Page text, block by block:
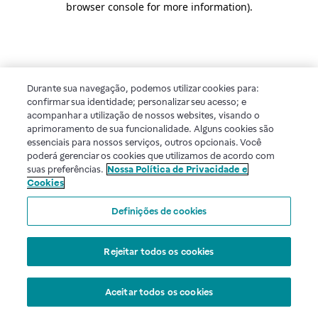
browser console for more information).
Durante sua navegação, podemos utilizar cookies para:
confirmar sua identidade; personalizar seu acesso; e
acompanhar a utilização de nossos websites, visando o
aprimoramento de sua funcionalidade. Alguns cookies são
essenciais para nossos serviços, outros opcionais. Você
poderá gerenciar os cookies que utilizamos de acordo com
suas preferências. Nossa Política de Privacidade e
Cookies
Definições de cookies
Rejeitar todos os cookies
Aceitar todos os cookies